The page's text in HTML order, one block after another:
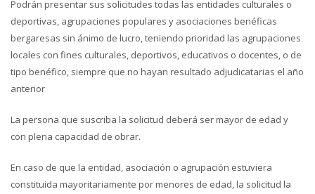
Podrán presentar sus solicitudes todas las entidades culturales o
deportivas, agrupaciones populares y asociaciones benéficas
bergaresas sin ánimo de lucro, teniendo prioridad las agrupaciones
locales con fines culturales, deportivos, educativos o docentes, o de
tipo benéfico, siempre que no hayan resultado adjudicatarias el año
anterior
La persona que suscriba la solicitud deberá ser mayor de edad y
con plena capacidad de obrar.
En caso de que la entidad, asociación o agrupación estuviera
constituida mayoritariamente por menores de edad, la solicitud la